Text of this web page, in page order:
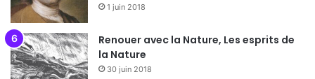
1 juin 2018
Renouer avec la Nature, Les esprits de
la Nature
30 juin 2018